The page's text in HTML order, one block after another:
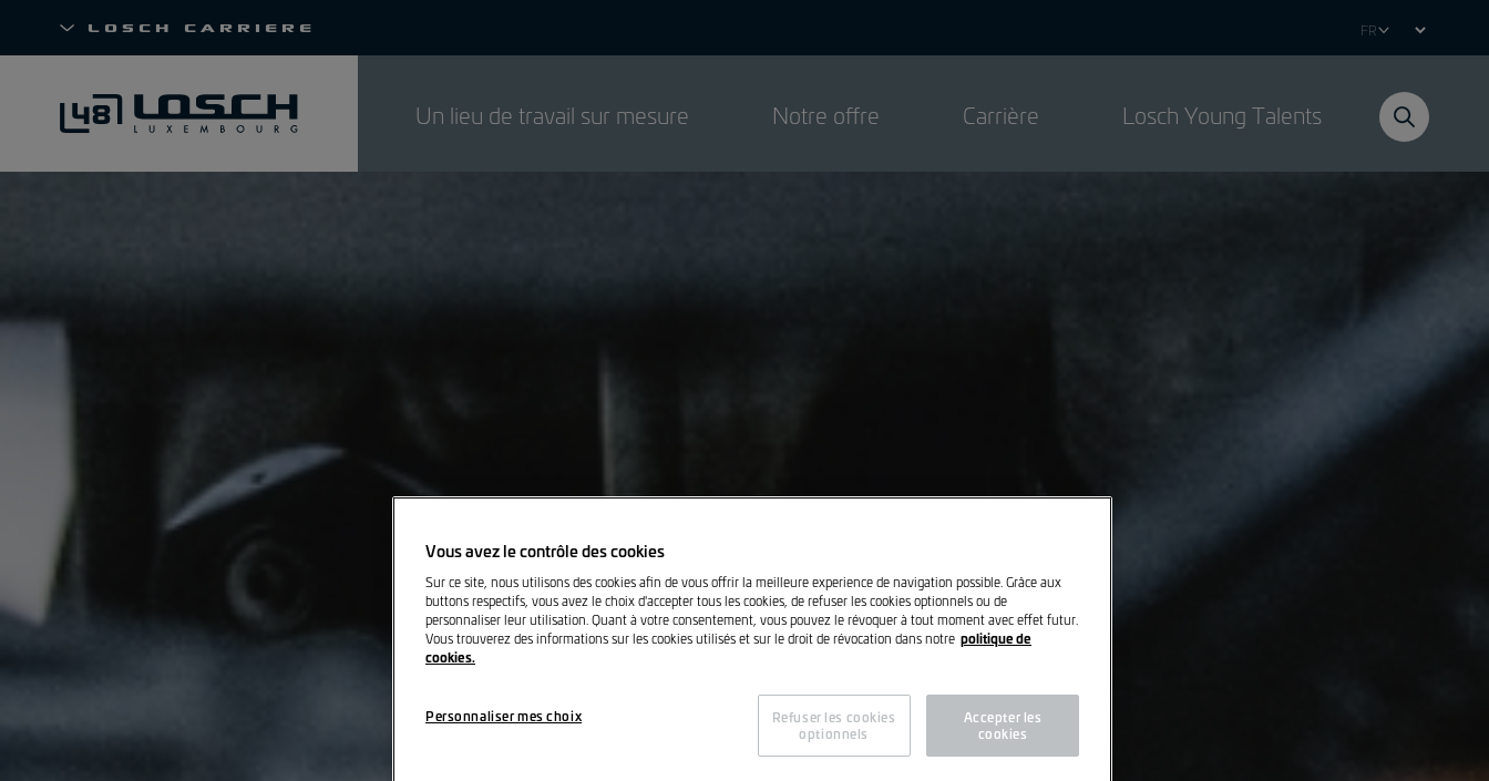
Losch Carriere
Select
Un lieu de travail sur mesure Notre offre Carrière Losch Young Talents
Vous avez le contrôle des cookies
Sur ce site, nous utilisons des cookies afin de vous offrir la meilleure experience de navigation possible. Grâce aux
buttons respectifs, vous avez le choix d'accepter tous les cookies, de refuser les cookies optionnels ou de
personnaliser leur utilisation. Quant à votre consentement, vous pouvez le révoquer à tout moment avec effet futur.
Vous trouverez des informations sur les cookies utilisés et sur le droit de révocation dans notre politique de
cookies.
Personnaliser mes choix
Refuser les cookies
optionnels
Accepter les
cookies